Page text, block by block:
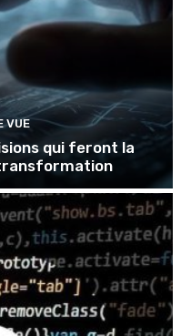
VUE
qui feront la